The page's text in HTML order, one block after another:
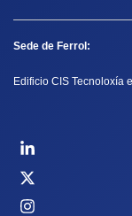
Sede de Ferrol:
Edificio CIS Tecnoloxía